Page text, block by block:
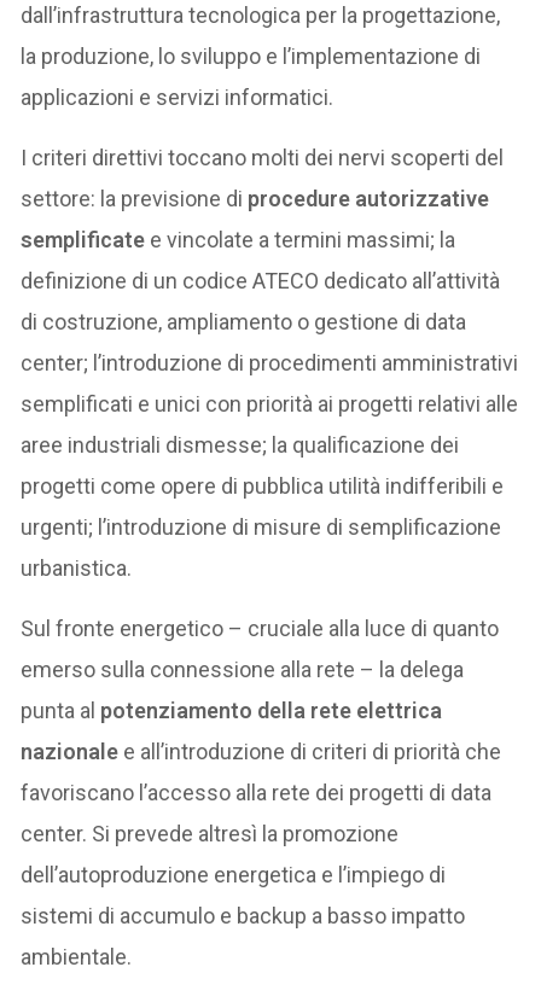
dall’infrastruttura tecnologica per la progettazione,
la produzione, lo sviluppo e l’implementazione di
applicazioni e servizi informatici.
I criteri direttivi toccano molti dei nervi scoperti del
settore: la previsione di procedure autorizzative
semplificate e vincolate a termini massimi; la
definizione di un codice ATECO dedicato all’attività
di costruzione, ampliamento o gestione di data
center; l’introduzione di procedimenti amministrativi
semplificati e unici con priorità ai progetti relativi alle
aree industriali dismesse; la qualificazione dei
progetti come opere di pubblica utilità indifferibili e
urgenti; l’introduzione di misure di semplificazione
urbanistica.
Sul fronte energetico – cruciale alla luce di quanto
emerso sulla connessione alla rete – la delega
punta al potenziamento della rete elettrica
nazionale e all’introduzione di criteri di priorità che
favoriscano l’accesso alla rete dei progetti di data
center. Si prevede altresì la promozione
dell’autoproduzione energetica e l’impiego di
sistemi di accumulo e backup a basso impatto
ambientale.